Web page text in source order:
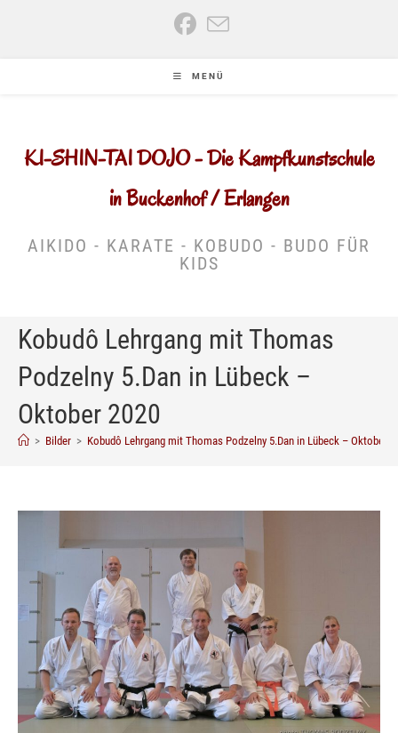
MENÜ
KI-SHIN-TAI DOJO - Die Kampfkunstschule
in Buckenhof / Erlangen
AIKIDO - KARATE - KOBUDO - BUDO FÜR
KIDS
Kobudô Lehrgang mit Thomas
Podzelny 5.Dan in Lübeck –
Oktober 2020
> Bilder > Kobudô Lehrgang mit Thomas Podzelny 5.Dan in Lübeck – Oktober
Beitrags-
Autor:
Thomas Podzelny
Beitrag
veröffentlicht:
Montag, 5. Oktober 2020
Beitrags-
Kategorie:
Bilder / Kobudo Lehrgänge
Beitrags-
Kommentare:
Ki-Shin-Tai Dôjô Leiter Thomas Podzelny wurde von
seinem Freund und Kobudô-Wegbegleiter Andreas Plöger
eingeladen, vom 25. bis 27. Oktober 2020 Ryûkyû Kobudô